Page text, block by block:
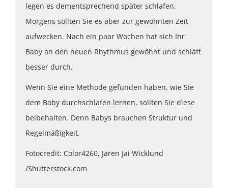
legen es dementsprechend später schlafen.
Morgens sollten Sie es aber zur gewohnten Zeit
aufwecken. Nach ein paar Wochen hat sich Ihr
Baby an den neuen Rhythmus gewöhnt und schläft
besser durch.
Wenn Sie eine Methode gefunden haben, wie Sie
dem Baby durchschlafen lernen, sollten Sie diese
beibehalten. Denn Babys brauchen Struktur und
Regelmäßigkeit.
Fotocredit: Color4260, Jaren Jai Wicklund
/Shutterstock.com